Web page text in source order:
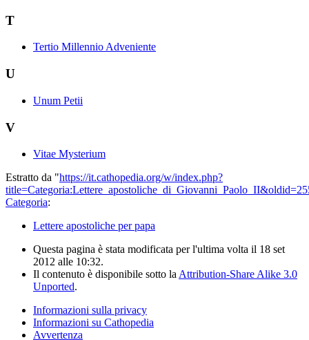
T
Tertio Millennio Adveniente
U
Unum Petii
V
Vitae Mysterium
Estratto da "https://it.cathopedia.org/w/index.php?
Categoria:
Lettere apostoliche per papa
Questa pagina è stata modificata per l'ultima volta il 18 set
2012 alle 10:32.
Il contenuto è disponibile sotto la Attribution-Share Alike 3.0
Unported.
Informazioni sulla privacy
Informazioni su Cathopedia
Avvertenza